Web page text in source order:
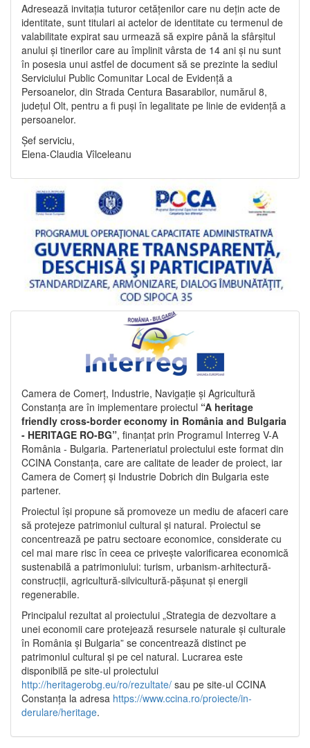
Adresează invitația tuturor cetățenilor care nu dețin acte de
identitate, sunt titulari ai actelor de identitate cu termenul de
valabilitate expirat sau urmează să expire până la sfârșitul
anului și tinerilor care au împlinit vârsta de 14 ani și nu sunt
în posesia unui astfel de document să se prezinte la sediul
Serviciului Public Comunitar Local de Evidență a
Persoanelor, din Strada Centura Basarabilor, numărul 8,
județul Olt, pentru a fi puși în legalitate pe linie de evidență a
persoanelor.
Șef serviciu,
Elena-Claudia Vîlceleanu
Camera de Comerț, Industrie, Navigație și Agricultură
Constanța are în implementare proiectul “A heritage
friendly cross-border economy in România and Bulgaria
- HERITAGE RO-BG”, finanțat prin Programul Interreg V-A
România - Bulgaria. Parteneriatul proiectului este format din
CCINA Constanța, care are calitate de leader de proiect, iar
Camera de Comerț și Industrie Dobrich din Bulgaria este
partener.
Proiectul își propune să promoveze un mediu de afaceri care
să protejeze patrimoniul cultural și natural. Proiectul se
concentrează pe patru sectoare economice, considerate cu
cel mai mare risc în ceea ce privește valorificarea economică
sustenabilă a patrimoniului: turism, urbanism-arhitectură-
construcții, agricultură-silvicultură-pășunat și energii
regenerabile.
Principalul rezultat al proiectului „Strategia de dezvoltare a
unei economii care protejează resursele naturale și culturale
în România și Bulgaria” se concentrează distinct pe
patrimoniul cultural și pe cel natural. Lucrarea este
disponibilă pe site-ul proiectului
http://heritagerobg.eu/ro/rezultate/ sau pe site-ul CCINA
Constanța la adresa https://www.ccina.ro/proiecte/in-
derulare/heritage.